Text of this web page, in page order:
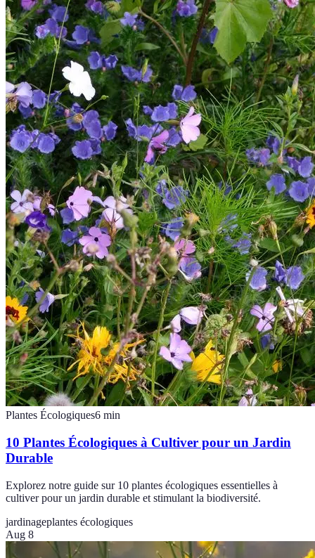
Plantes Écologiques6 min
10 Plantes Écologiques à Cultiver pour un Jardin
Durable
Explorez notre guide sur 10 plantes écologiques essentielles à
cultiver pour un jardin durable et stimulant la biodiversité.
jardinageplantes écologiques
Aug 8